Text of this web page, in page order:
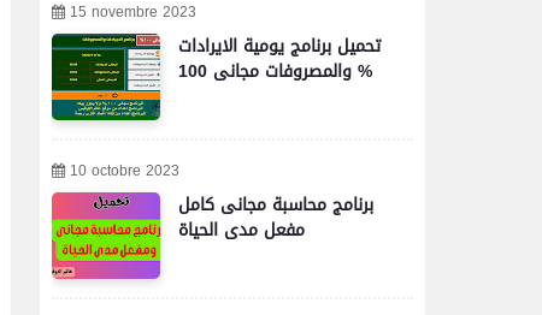
15 novembre 2023
تحميل برنامج يومية الايرادات
والمصروفات مجانى 100 %
10 octobre 2023
برنامج محاسبة مجانى كامل
مفعل مدى الحياة